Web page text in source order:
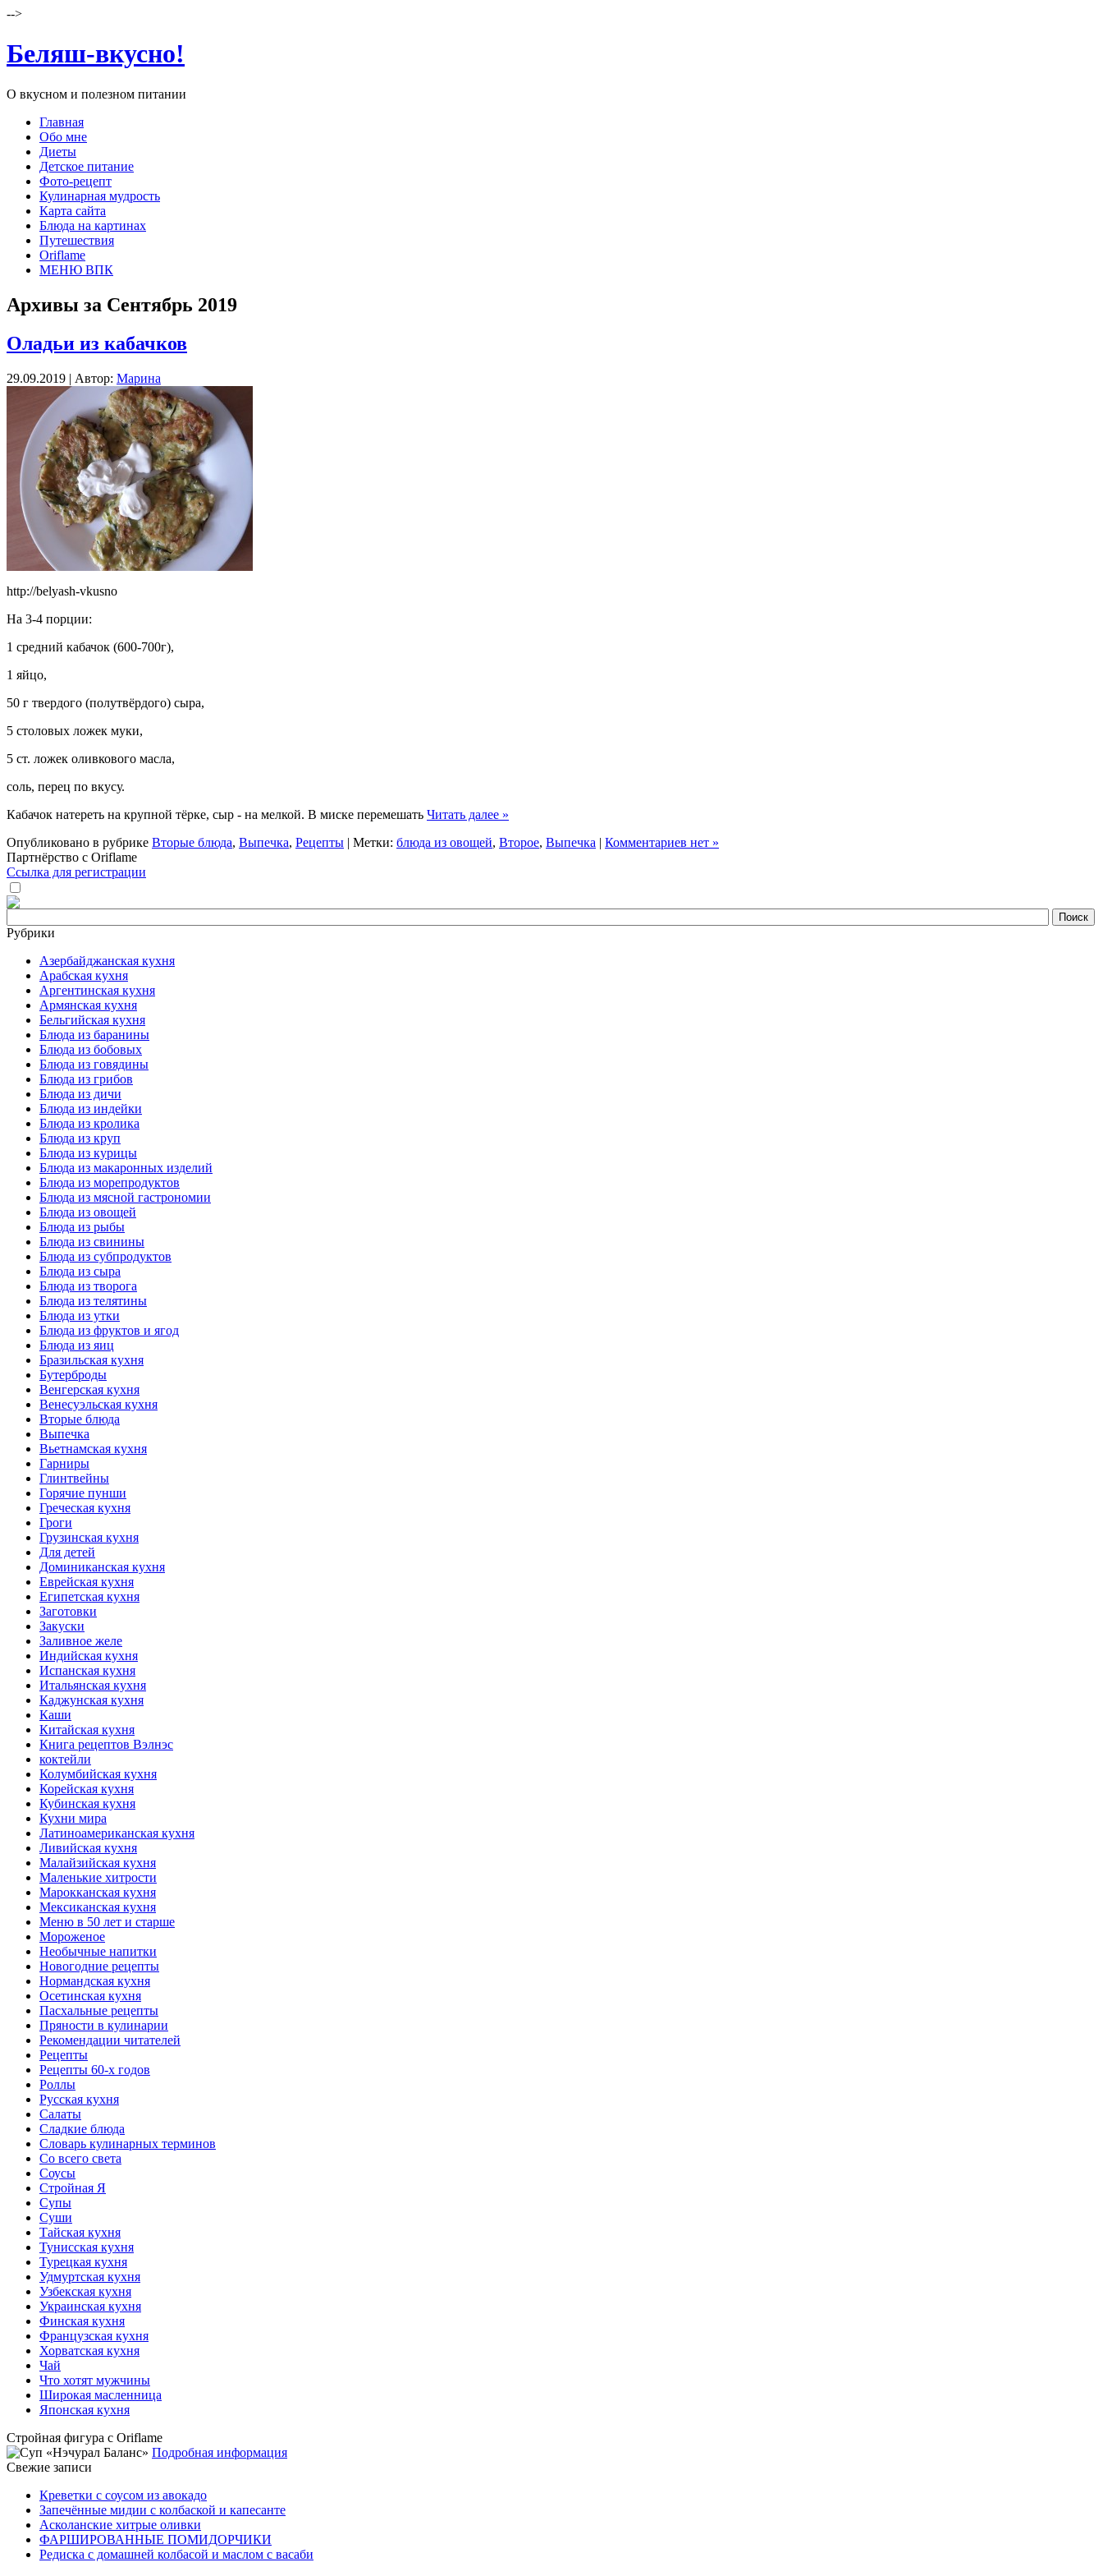
-->
Беляш-вкусно!
О вкусном и полезном питании
Главная
Обо мне
Диеты
Детское питание
Фото-рецепт
Кулинарная мудрость
Карта сайта
Блюда на картинах
Путешествия
Oriflame
МЕНЮ ВПК
Архивы за Сентябрь 2019
Оладьи из кабачков
29.09.2019 | Автор: Марина
http://belyash-vkusno
На 3-4 порции:
1 средний кабачок (600-700г),
1 яйцо,
50 г твердого (полутвёрдого) сыра,
5 столовых ложек муки,
5 ст. ложек оливкового масла,
соль, перец по вкусу.
Кабачок натереть на крупной тёрке, сыр - на мелкой. В миске перемешать Читать далее »
Опубликовано в рубрике Вторые блюда, Выпечка, Рецепты | Метки: блюда из овощей, Второе, Выпечка | Комментариев нет »
Партнёрство с Oriflame
Ссылка для регистрации
Рубрики
Азербайджанская кухня
Арабская кухня
Аргентинская кухня
Армянская кухня
Бельгийская кухня
Блюда из баранины
Блюда из бобовых
Блюда из говядины
Блюда из грибов
Блюда из дичи
Блюда из индейки
Блюда из кролика
Блюда из круп
Блюда из курицы
Блюда из макаронных изделий
Блюда из морепродуктов
Блюда из мясной гастрономии
Блюда из овощей
Блюда из рыбы
Блюда из свинины
Блюда из субпродуктов
Блюда из сыра
Блюда из творога
Блюда из телятины
Блюда из утки
Блюда из фруктов и ягод
Блюда из яиц
Бразильская кухня
Бутерброды
Венгерская кухня
Венесуэльская кухня
Вторые блюда
Выпечка
Вьетнамская кухня
Гарниры
Глинтвейны
Горячие пунши
Греческая кухня
Гроги
Грузинская кухня
Для детей
Доминиканская кухня
Еврейская кухня
Египетская кухня
Заготовки
Закуски
Заливное желе
Индийская кухня
Испанская кухня
Итальянская кухня
Каджунская кухня
Каши
Китайская кухня
Книга рецептов Вэлнэс
коктейли
Колумбийская кухня
Корейская кухня
Кубинская кухня
Кухни мира
Латиноамериканская кухня
Ливийская кухня
Малайзийская кухня
Маленькие хитрости
Марокканская кухня
Мексиканская кухня
Меню в 50 лет и старше
Мороженое
Необычные напитки
Новогодние рецепты
Нормандская кухня
Осетинская кухня
Пасхальные рецепты
Пряности в кулинарии
Рекомендации читателей
Рецепты
Рецепты 60-х годов
Роллы
Русская кухня
Салаты
Сладкие блюда
Словарь кулинарных терминов
Со всего света
Соусы
Стройная Я
Супы
Суши
Тайская кухня
Тунисская кухня
Турецкая кухня
Удмуртская кухня
Узбекская кухня
Украинская кухня
Финская кухня
Французская кухня
Хорватская кухня
Чай
Что хотят мужчины
Широкая масленница
Японская кухня
Стройная фигура с Oriflame
Подробная информация
Свежие записи
Креветки с соусом из авокадо
Запечённые мидии с колбаской и капесанте
Асколанские хитрые оливки
ФАРШИРОВАННЫЕ ПОМИДОРЧИКИ
Редиска с домашней колбасой и маслом с васаби